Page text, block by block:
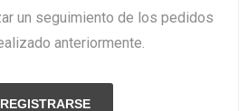
un seguimiento de los pedidos
anteriormente.